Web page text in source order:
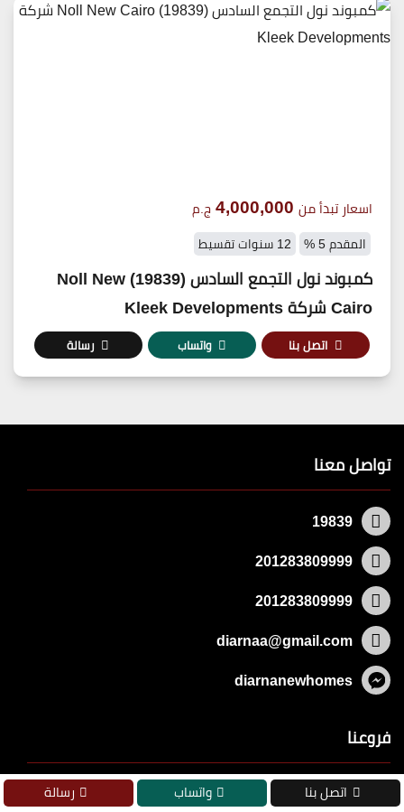
اسعار تبدأ من 4,000,000 ج.م
المقدم 5 % 12 سنوات تقسيط
كمبوند نول التجمع السادس (19839) Noll New
Cairo شركة Kleek Developments
اتصل بنا واتساب رسالة
تواصل معنا
19839
201283809999
201283809999
diarnaa@gmail.com
diarnanewhomes
فروعنا
مصر الجديدة ١٢٩ ش الميرغني - ميدان السبع عمارات
اتصل بنا واتساب رسالة